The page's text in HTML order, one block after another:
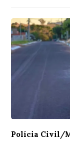
Polícia Civil/